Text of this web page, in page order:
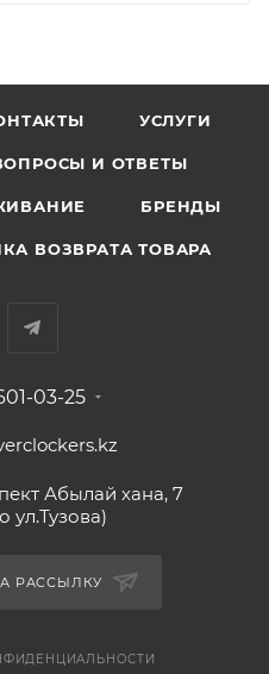
УСЛУГИ
И ОТВЕТЫ
БРЕНДЫ
ВОЗВРАТА ТОВАРА
03-25
Абылай хана, 7
ул.Тузова)
РАССЫЛКУ